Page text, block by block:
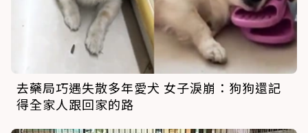
去藥局巧遇失散多年愛犬 女子淚崩：狗狗還記
得全家人跟回家的路